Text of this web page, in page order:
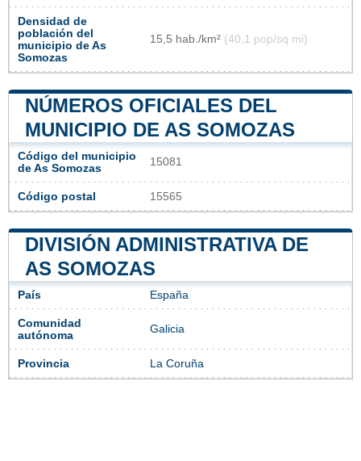
Densidad de
población del
municipio de As
Somozas
15,5 hab./km² (40,1 pop/sq mi)
NÚMEROS OFICIALES DEL
MUNICIPIO DE AS SOMOZAS
Código del municipio
de As Somozas
15081
Código postal 15565
DIVISIÓN ADMINISTRATIVA DE
AS SOMOZAS
País España
Comunidad
autónoma
Galicia
Provincia La Coruña